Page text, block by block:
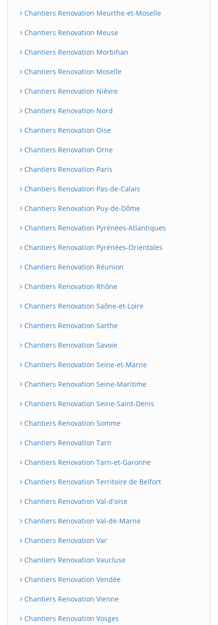
Chantiers Renovation Meurthe-et-Moselle
Chantiers Renovation Meuse
Chantiers Renovation Morbihan
Chantiers Renovation Moselle
Chantiers Renovation Nièvre
Chantiers Renovation Nord
Chantiers Renovation Oise
Chantiers Renovation Orne
Chantiers Renovation Paris
Chantiers Renovation Pas-de-Calais
Chantiers Renovation Puy-de-Dôme
Chantiers Renovation Pyrénées-Atlantiques
Chantiers Renovation Pyrénées-Orientales
Chantiers Renovation Réunion
Chantiers Renovation Rhône
Chantiers Renovation Saône-et-Loire
Chantiers Renovation Sarthe
Chantiers Renovation Savoie
Chantiers Renovation Seine-et-Marne
Chantiers Renovation Seine-Maritime
Chantiers Renovation Seine-Saint-Denis
Chantiers Renovation Somme
Chantiers Renovation Tarn
Chantiers Renovation Tarn-et-Garonne
Chantiers Renovation Territoire de Belfort
Chantiers Renovation Val-d'oise
Chantiers Renovation Val-de-Marne
Chantiers Renovation Var
Chantiers Renovation Vaucluse
Chantiers Renovation Vendée
Chantiers Renovation Vienne
Chantiers Renovation Vosges